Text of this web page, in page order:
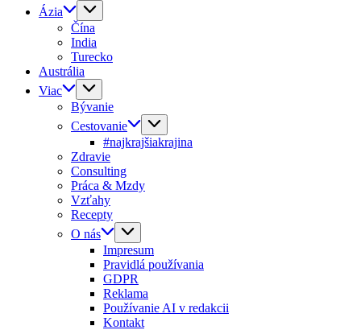
Ázia
Čína
India
Turecko
Austrália
Viac
Bývanie
Cestovanie
#najkrajšiakrajina
Zdravie
Consulting
Práca & Mzdy
Vzťahy
Recepty
O nás
Impresum
Pravidlá používania
GDPR
Reklama
Používanie AI v redakcii
Kontakt